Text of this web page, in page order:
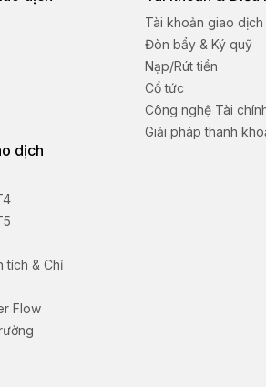
dịch
tích & Chỉ
Flow
Tài khoản giao dịch
Đòn bẩy & Ký quỹ
Nạp/Rút tiền
Cổ tức
Công nghệ Tài
Giải pháp thanh